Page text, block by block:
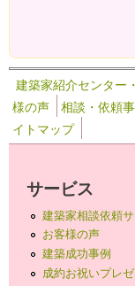
建築家紹介センター
様の声
相談・依頼
イトマップ
サービス
建築家相談依頼
お客様の声
建築成功事例
成約お祝いプレ